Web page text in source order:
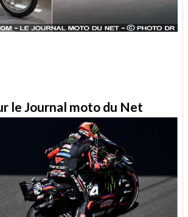
le Journal moto du Net